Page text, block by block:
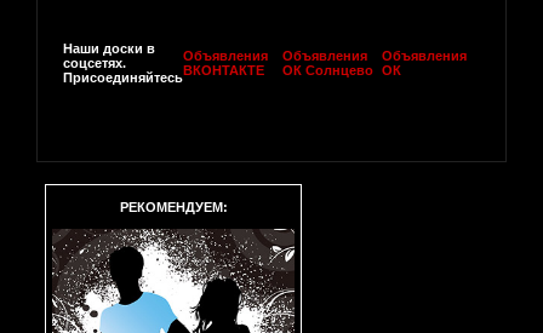
Наши доски в
соцсетях.
Присоединяйтесь
Объявления
ВКОНТАКТЕ
Объявления
ОК Солнцево
Объявления
ОК
РЕКОМЕНДУЕМ: